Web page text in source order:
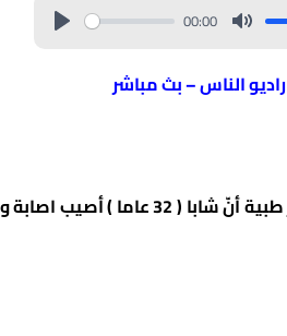
00:00
راديو الناس – بث مباشر
علم مراسل راديو وموقع الناس من مصادر